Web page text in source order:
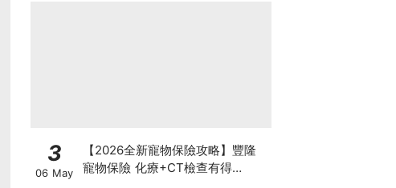
3
06 May
【2026全新寵物保險攻略】豐隆
寵物保險 化療+CT檢查有得